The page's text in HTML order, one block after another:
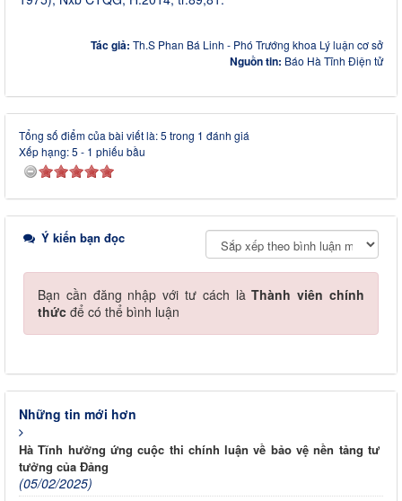
Tác giả: Th.S Phan Bá Linh - Phó Trướng khoa Lý luận cơ sở
Nguồn tin: Báo Hà Tĩnh Điện tử
Tổng số điểm của bài viết là: 5 trong 1 đánh giá
Xếp hạng:5 - 1 phiếu bầu
Ý kiến bạn đọc
Bạn cần đăng nhập với tư cách làThành viên chính
thức để có thể bình luận
Những tin mới hơn
Hà Tĩnh hưởng ứng cuộc thi chính luận về bảo vệ nền tảng tư
tưởng của Đảng
(05/02/2025)